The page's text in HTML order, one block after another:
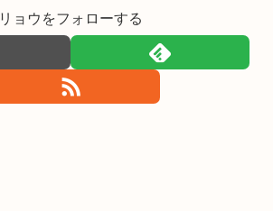
リョウをフォローする